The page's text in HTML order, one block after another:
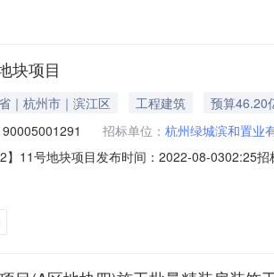
块项目
｜杭州市｜滨江区 工程建筑
预算46.20
招标单位： 杭州绿城滨和置业
】11号地块项目发布时间：2022-08-0302:25
人余伟招标联系电话15268193948所属地区高